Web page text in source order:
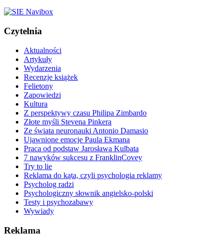
Czytelnia
Aktualności
Artykuły
Wydarzenia
Recenzje książek
Felietony
Zapowiedzi
Kultura
Z perspektywy czasu Philipa Zimbardo
Złote myśli Stevena Pinkera
Ze świata neuronauki Antonio Damasio
Ujawnione emocje Paula Ekmana
Praca od podstaw Jarosława Kulbata
7 nawyków sukcesu z FranklinCovey
Try to lie
Reklama do kąta, czyli psychologia reklamy
Psycholog radzi
Psychologiczny słownik angielsko-polski
Testy i psychozabawy
Wywiady
Reklama